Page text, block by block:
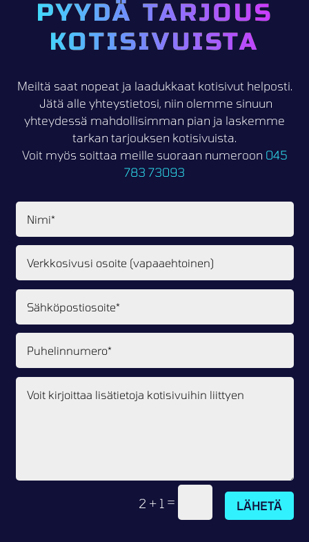
PYYDÄ TARJOUS
KOTISIVUISTA
Meiltä saat nopeat ja laadukkaat kotisivut helposti.
Jätä alle yhteystietosi, niin olemme sinuun
yhteydessä mahdollisimman pian ja laskemme
tarkan tarjouksen kotisivuista.
Voit myös soittaa meille suoraan numeroon 045
783 73093
2 + 1 = LÄHETÄ